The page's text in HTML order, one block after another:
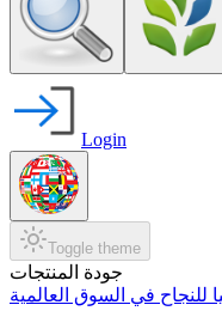
Login
Toggle theme
جودة المنتجات
للنجاح في السوق العالمية